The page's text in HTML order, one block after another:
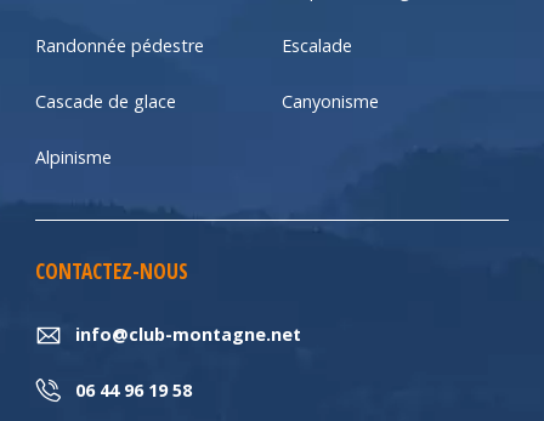
Randonnée pédestre Escalade
Cascade de glace Canyonisme
Alpinisme
CONTACTEZ-NOUS
info@club-montagne.net
06 44 96 19 58